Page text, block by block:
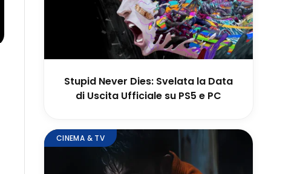
Stupid Never Dies: Svelata la Data
di Uscita Ufficiale su PS5 e PC
CINEMA & TV